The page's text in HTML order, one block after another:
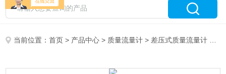
当前位置：首页 > 产品中心 > 质量流量计 > 差压式质量流量计